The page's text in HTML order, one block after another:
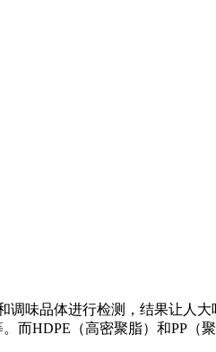
品体进行检测，结果让人
HDPE（高密聚脂）和PP（